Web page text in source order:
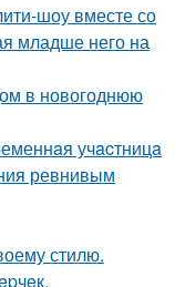
шоу вместе со
младше него на
в новогоднюю
учacтницa
ревнивым
стилю.